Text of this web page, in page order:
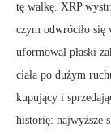
tę walkę. XRP
czym odwróciło się
uformował płaski
ciała po dużym
kupujący i
historię: najwyższe